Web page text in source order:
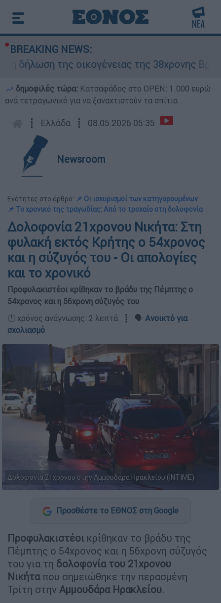
BREAKING NEWS:
της οικογένειας της 38χρονης
δημοφιλές τώρα: Κατσαφάδος στο OPEN: 1.000 ευρώ
ανά τετραγωνικό για να ξαναχτιστούν τα σπίτια
┋ Ελλάδα ┋ 08.05.2026 05:35
Newsroom
Ενότητες στο άρθρο: 📌 Οι ισχυρισμοί των κατηγορουμένων
📌 Το χρονικό της τραγωδίας: Από το τροχαίο στη δολοφονία
Δολοφονία 21χρονου Νικήτα: Στη
φυλακή εκτός Κρήτης ο 54χρονος
και η σύζυγός του - Οι απολογίες
και το χρονικό
Προφυλακιστέοι κρίθηκαν το βράδυ της Πέμπτης ο
54χρονος και η 56χρονη σύζυγός του
🕛 χρόνος ανάγνωσης: 2 λεπτά ┋ 🗣️ Ανοικτό για
σχολιασμό
Δολοφονία 21χρονου στην Αμμουδάρα Ηρακλείου (INTIME)
Προσθέστε το ΕΘΝΟΣ στη Google
Προφυλακιστέοι κρίθηκαν το βράδυ της
Πέμπτης ο 54χρονος και η 56χρονη σύζυγός
του για τη δολοφονία του 21χρονου
Νικήταπου σημειώθηκε την περασμένη
Τρίτη στην Αμμουδάρα Ηρακλείου.